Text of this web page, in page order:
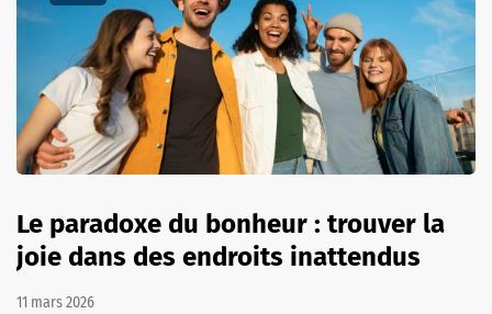
Le paradoxe du bonheur : trouver la
joie dans des endroits inattendus
11 mars 2026